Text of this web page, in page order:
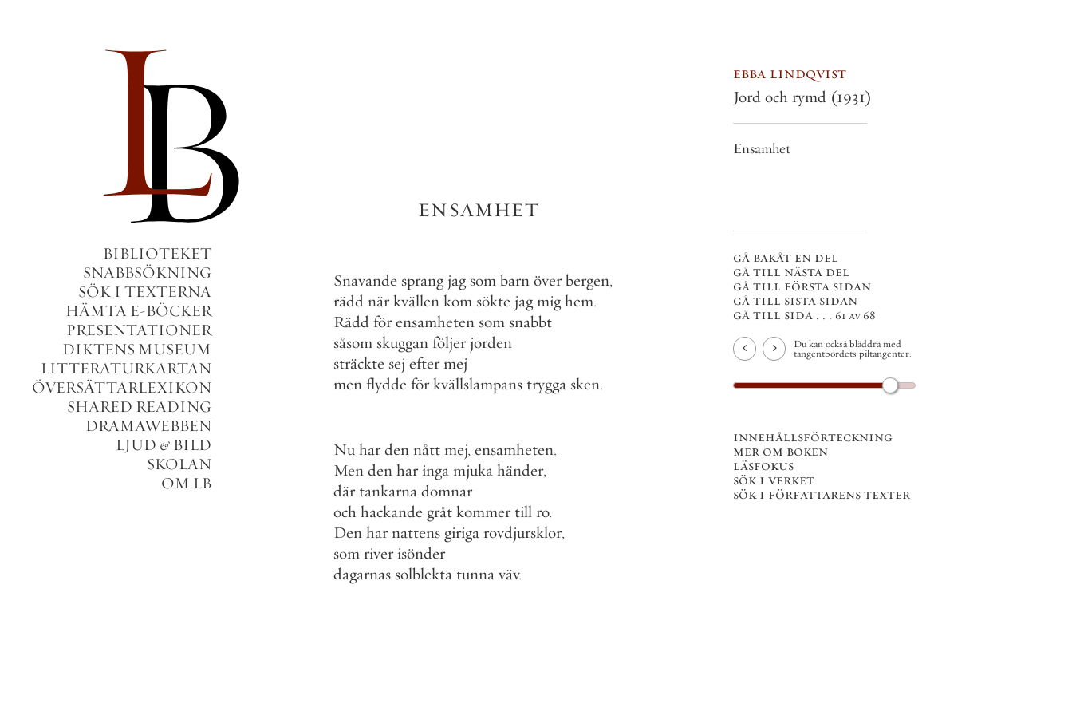
BIBLIOTEKET
SNABBSÖKNING
SÖK I TEXTERNA
HÄMTA E-BÖCKER
PRESENTATIONER
DIKTENS MUSEUM
LITTERATURKARTAN
ÖVERSÄTTARLEXIKON
SHARED READING
DRAMAWEBBEN
LJUD & BILD
SKOLAN
OM LB
ENSAMHET
Snavande sprang jag som barn över bergen,
rädd när kvällen kom sökte jag mig hem.
Rädd för ensamheten som snabbt
såsom skuggan följer jorden
sträckte sej efter mej
men flydde för kvällslampans trygga sken.
Nu har den nått mej, ensamheten.
Men den har inga mjuka händer,
där tankarna domnar
och hackande gråt kommer till ro.
Den har nattens giriga rovdjursklor,
som river isönder
dagarnas solblekta tunna väv.
ebba lindqvist
Jord och rymd (1931)
Ensamhet
gå bakåt en del
gå till nästa del
gå till första sidan
gå till sista sidan
gå till sida . . . 61 av 68
Du kan också bläddra med
tangentbordets piltangenter.
innehållsförteckning
mer om boken
läsfokus
sök i verket
sök i författarens texter